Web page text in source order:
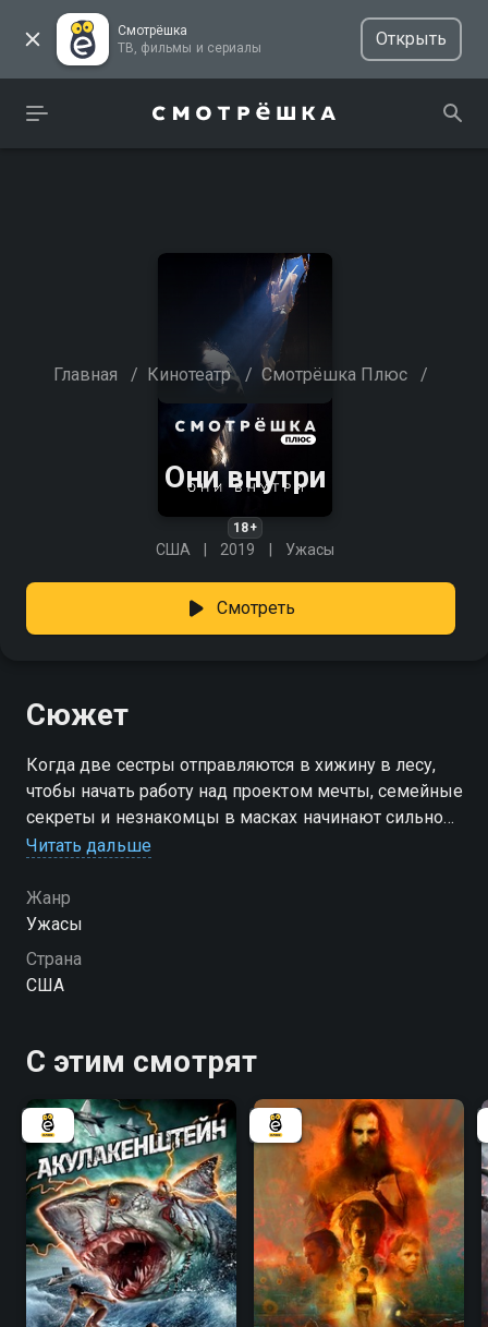
Смотрёшка
ТВ, фильмы и сериалы
Открыть
Главная / Кинотеатр / Смотрёшка Плюс /
Они внутри
18+
США 2019 Ужасы
Смотреть
Сюжет
Когда две сестры отправляются в хижину в лесу,
чтобы начать работу над проектом мечты, семейные
секреты и незнакомцы в масках начинают сильно
мешать.
Читать дальше
Жанр
Ужасы
Страна
США
С этим смотрят